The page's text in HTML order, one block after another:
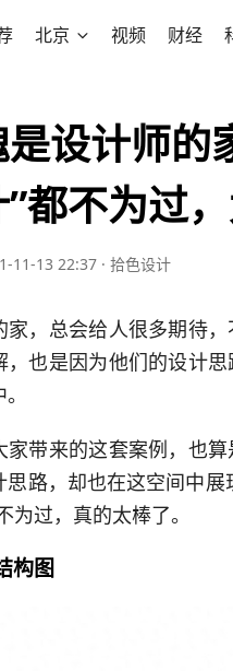
北京 视频 财经
设计师的
都不为过
11-13 22:37 · 拾色设计
家，总会给人很多期待
，也是因为他们的设计
家带来的这套案例，也
思路，却也在这空间中
为过，真的太棒了。
构图